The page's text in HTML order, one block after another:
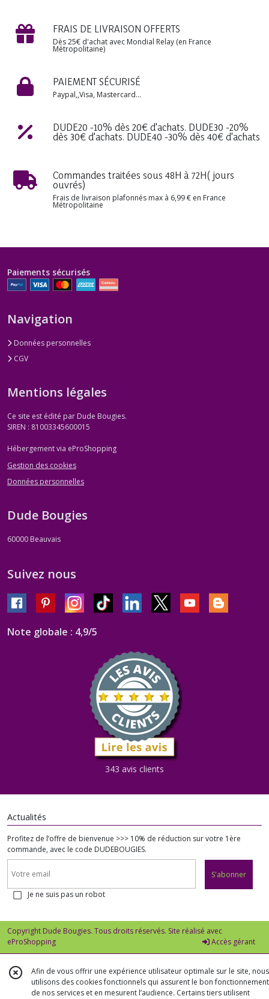
Naturel Senteur Fruitée
Naturel Senteur Fruitée
FRAIS DE LIVRAISON OFFERTS
Dès 25€ d'achat avec Mondial Relay (en France
Métropolitaine)
PAIEMENT SÉCURISÉ
Paypal,,Visa, Mastercard...
DUDE20 -10% dès 20€ d'achats. DUDE30 -20%
dès 30€ d'achats. DUDE40 -30% dès 40€ d'achats
Commandes traitées sous 48H à 72H( jours
ouvrés)
Frais de livraison plafonnés max à 6,99 € en France
Métropolitaine
Paiements sécurisés
Navigation
Données personnelles
CGV
Mentions légales
Ce site est édité par Dude Bougies.
SIREN : 81003345600015
Hébergement via eProShopping
Gestion des cookies
Données personnelles
Dude Bougies
60000 Beauvais
Suivez nous
Note globale : 4,9/5
343 avis clients
Actualités
Profitez de l’offre de bienvenue >>> 10% de réduction sur votre 1ère
commande, avec le code DUDEBOUGIES.
S'abonner
Je ne suis pas un robot
Copyright Dude Bougies. Tous droits réservés. Site réalisé avec
eProShopping
Accès gérant
Afin de vous offrir une expérience utilisateur optimale sur le site, nous
utilisons des cookies fonctionnels qui assurent le bon fonctionnement
de nos services et en mesurent l’audience. Certains tiers utilisent